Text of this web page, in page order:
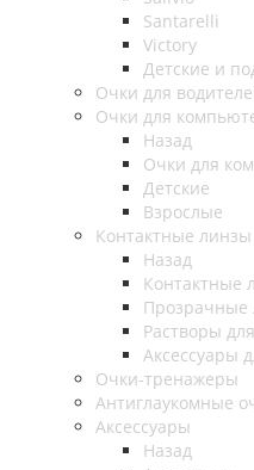
Santarelli
Victory
Детские и
Очки для
Очки для
Назад
Очки для
Детские
Взрослые
Контактные линзы
Назад
Контактные
Прозрачные
Растворы
Аксессуары
Очки-тренажеры
Антиглаукомные
Аксессуары
Назад